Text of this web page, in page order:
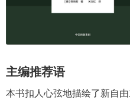
主编推荐语
本书扣人心弦地描绘了新自